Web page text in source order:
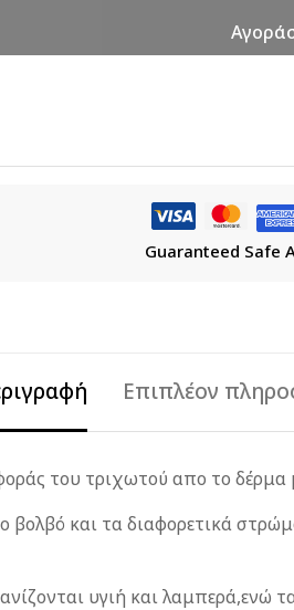
Guaranteed Safe
Επιπλέον
του τριχωτού απο το δέρμα
βολβό και τα διαφορετικά
υγιή και λαμπερά,ενώ